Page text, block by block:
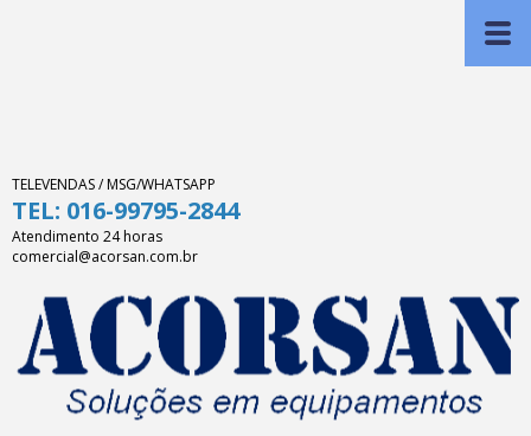
TELEVENDAS / MSG/WHATSAPP
TEL: 016-99795-2844
Atendimento 24 horas
comercial@acorsan.com.br